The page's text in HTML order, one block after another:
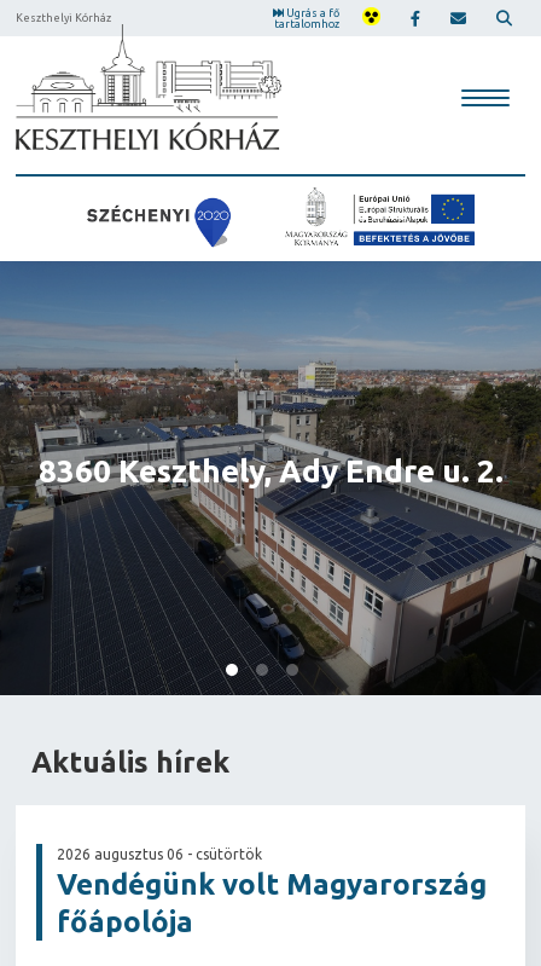
Keszthelyi Kórház
Ugrás a fő
tartalomhoz
8360 Keszthely, Ady Endre u. 2.
8360 Keszthely, Ady Endre u. 2.
Központi előjegyző 06-83/511-
342
Aktuális hírek
2026 augusztus 06 - csütörtök
Vendégünk volt Magyarország
főápolója